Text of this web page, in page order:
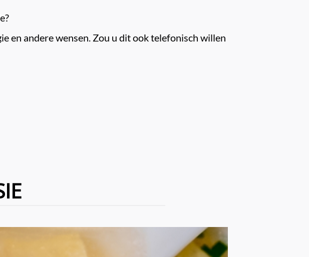
en andere wensen. Zou u dit ook telefonisch willen